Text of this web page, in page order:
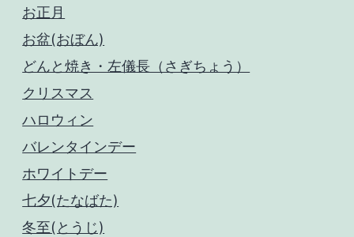
お正月
お盆(おぼん)
どんと焼き・左儀長（さぎちょう）
クリスマス
ハロウィン
バレンタインデー
ホワイトデー
七夕(たなばた)
冬至(とうじ)